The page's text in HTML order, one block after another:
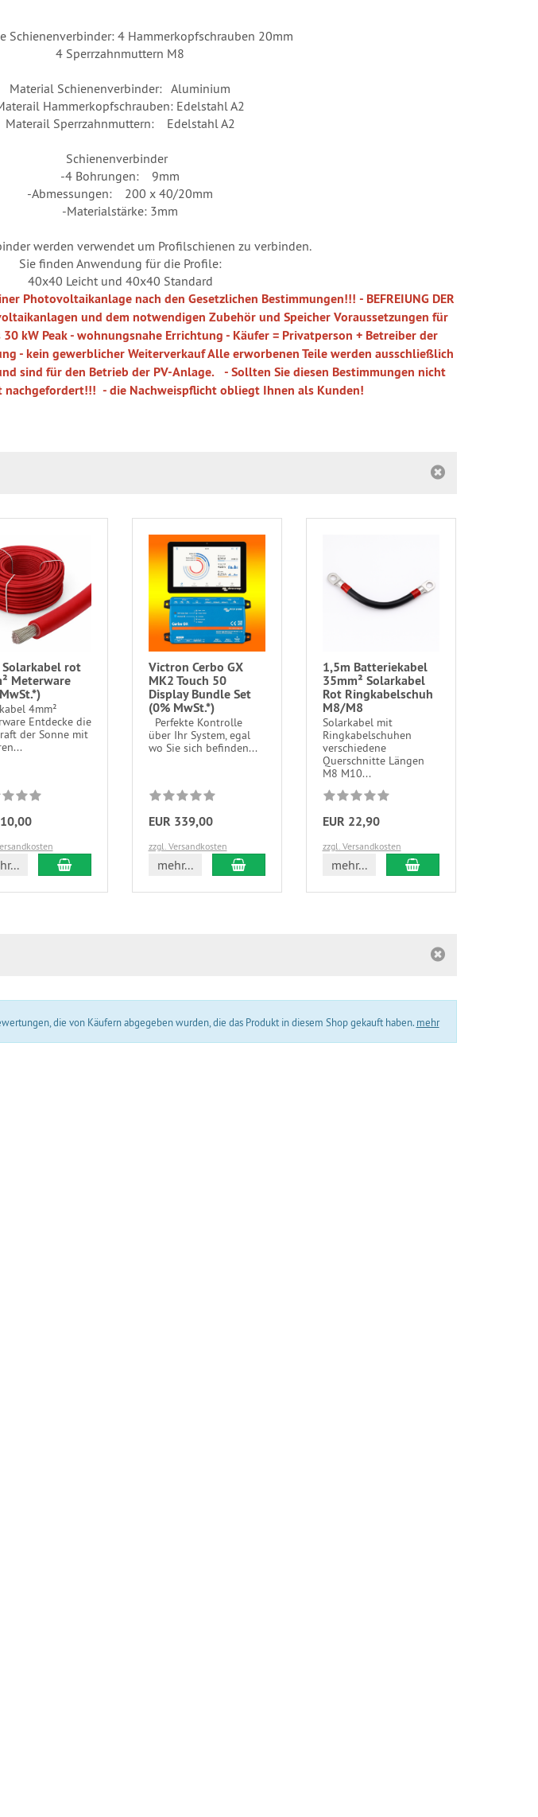
Schienenverbinder: 4 Hammerkopfschrauben 20mm
4 Sperrzahnmuttern M8
Material Schienenverbinder: Aluminium
Hammerkopfschrauben: Edelstahl A2
Materail Sperrzahnmuttern: Edelstahl A2
Schienenverbinder
-4 Bohrungen: 9mm
-Abmessungen: 200 x 40/20mm
-Materialstärke: 3mm
werden verwendet um Profilschienen zu verbinden.
Sie finden Anwendung für die Profile:
40x40 Leicht und 40x40 Standard
Photovoltaikanlage nach den Gesetzlichen Bestimmungen!!! - BEFREIUNG DER
und dem notwendigen Zubehör und Speicher Voraussetzungen für
kW Peak- wohnungsnahe Errichtung- Käufer = Privatperson + Betreiber der
- kein gewerblicher WeiterverkaufAlle erworbenen Teile werden ausschließlich
sind für den Betrieb der PV-Anlage. - Sollten Sie diesen Bestimmungen nicht
nachgefordert!!! - die Nachweispflicht obliegt Ihnen als Kunden!
Solarkabel rot
Meterware
4mm²
Entdecke die
der Sonne mit
In den Warenkorb
Victron Cerbo GX
MK2 Touch 50
Display Bundle Set
(0% MwSt.*)
Perfekte Kontrolle
über Ihr System, egal
wo Sie sich befinden...
EUR 339,00
zzgl. Versandkosten
mehr... In den Warenkorb
1,5m Batteriekabel
35mm² Solarkabel
Rot Ringkabelschuh
M8/M8
Solarkabel mit
Ringkabelschuhen
verschiedene
Querschnitte Längen
M8 M10...
EUR 22,90
zzgl. Versandkosten
mehr... In den Warenkorb
die von Käufern abgegeben wurden, die das Produkt in diesem Shop gekauft haben. mehr